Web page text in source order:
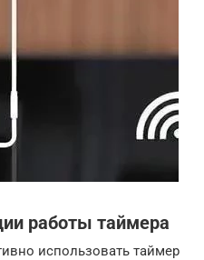
работы таймера
использовать таймер